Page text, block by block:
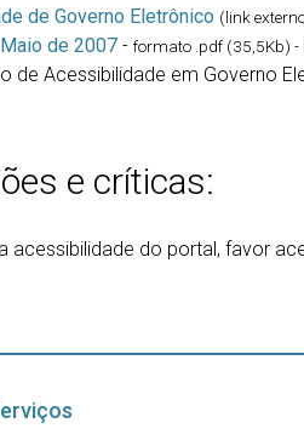
de Governo Eletrônico (link
de 2007- formato .pdf (35,5Kb) -
de Acessibilidade em Governo
e críticas:
do portal, favor